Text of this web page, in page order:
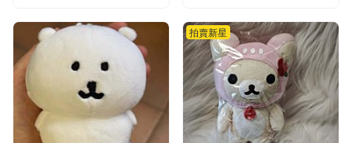
拍賣新星